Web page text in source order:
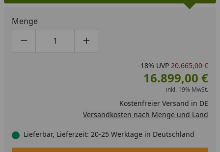
Menge
Produktmenge um eins verringern
Produktmenge manuell eingeben
Produktmenge um eins erhöhen
-18% UVP 20.665,00 €
16.899,00 €
inkl. 19% MwSt.
Kostenfreier Versand in DE
Versandkosten nach Menge und Land
Lieferbar, Lieferzeit: 20-25 Werktage in Deutschland